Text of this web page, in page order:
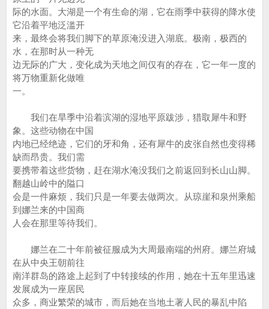
际的水面。大湖是一个有生命的湖，它在雨季中获得的降水使
它沿着平地泛滥开
来，最终会将我们脚下的草原淹没进入湖底。极南，极西的
水，在那时从一种无
边无际的广大，变化成为天地之间仅有的存在，它一年一度的
将万物重新化做唯
一。
我们在旱季中沿着滨湖的湿地平原跋涉，猎取犀牛和野
象。这些动物在中国
内地已经绝迹，它们的牙和角，还有犀牛的皮张自然也变得稀
缺而昂贵。我们需
要携带着这些货物，赶在湖水淹没我们之前返回到长山山脚。
翻越山岭中的隘口
会是一件麻烦，我们只是一年要去做两次。从琼崖和泉州乘船
到娜兰来的中国商
人会在那里等待我们。
娜兰在二十年前被征服成为大周最南端的州府。娜兰府城
在从中央王朝前往
南洋群岛的路途上起到了中转接续的作用，她在十五年里迅速
发展成为一座居民
众多，商业繁荣的城市，而后她在当地土著人民的暴乱中陷